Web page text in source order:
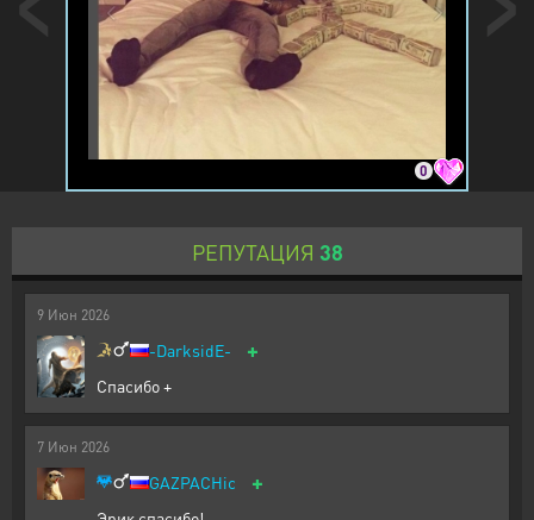
0
РЕПУТАЦИЯ 38
9 Июн 2026
-DarksidE- +
Спасибо +
7 Июн 2026
GAZPACHic +